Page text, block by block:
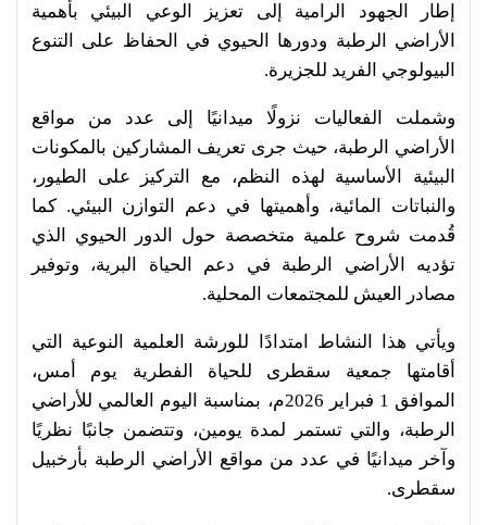
إطار الجهود الرامية إلى تعزيز الوعي البيئي بأهمية
الأراضي الرطبة ودورها الحيوي في الحفاظ على التنوع
البيولوجي الفريد للجزيرة.
وشملت الفعاليات نزولًا ميدانيًا إلى عدد من مواقع
الأراضي الرطبة، حيث جرى تعريف المشاركين بالمكونات
البيئية الأساسية لهذه النظم، مع التركيز على الطيور،
والنباتات المائية، وأهميتها في دعم التوازن البيئي. كما
قُدمت شروح علمية متخصصة حول الدور الحيوي الذي
تؤديه الأراضي الرطبة في دعم الحياة البرية، وتوفير
مصادر العيش للمجتمعات المحلية.
ويأتي هذا النشاط امتدادًا للورشة العلمية النوعية التي
أقامتها جمعية سقطرى للحياة الفطرية يوم أمس،
الموافق 1 فبراير 2026م، بمناسبة اليوم العالمي للأراضي
الرطبة، والتي تستمر لمدة يومين، وتتضمن جانبًا نظريًا
وآخر ميدانيًا في عدد من مواقع الأراضي الرطبة بأرخبيل
سقطرى.